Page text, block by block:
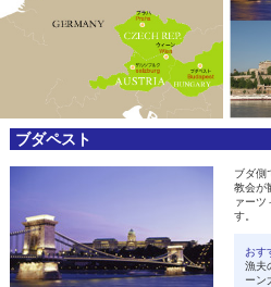
ブダペスト
ブダ側
教会が
ァーツ
す。
おす
漁夫
ーン